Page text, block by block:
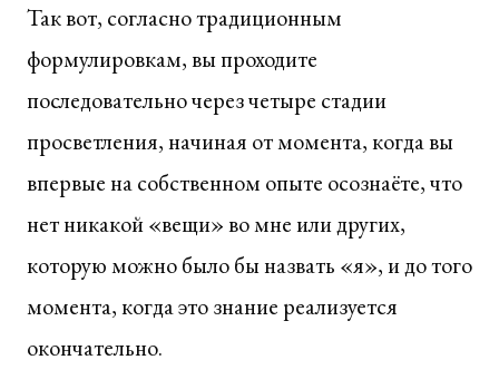
Так вот, согласно традиционным
формулировкам, вы проходите
последовательно через четыре стадии
просветления, начиная от момента, когда вы
впервые на собственном опыте осознаёте, что
нет никакой «вещи» во мне или других,
которую можно было бы назвать «я», и до того
момента, когда это знание реализуется
окончательно.